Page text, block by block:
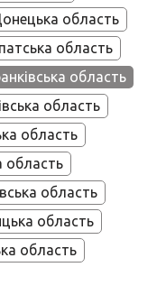
область
область
область
область
область
область
область
область
область